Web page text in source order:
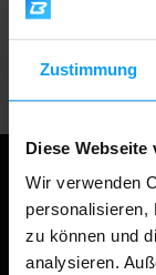
Zustimmung
Diese Webseite
Wir verwenden
personalisieren,
zu können und
analysieren.